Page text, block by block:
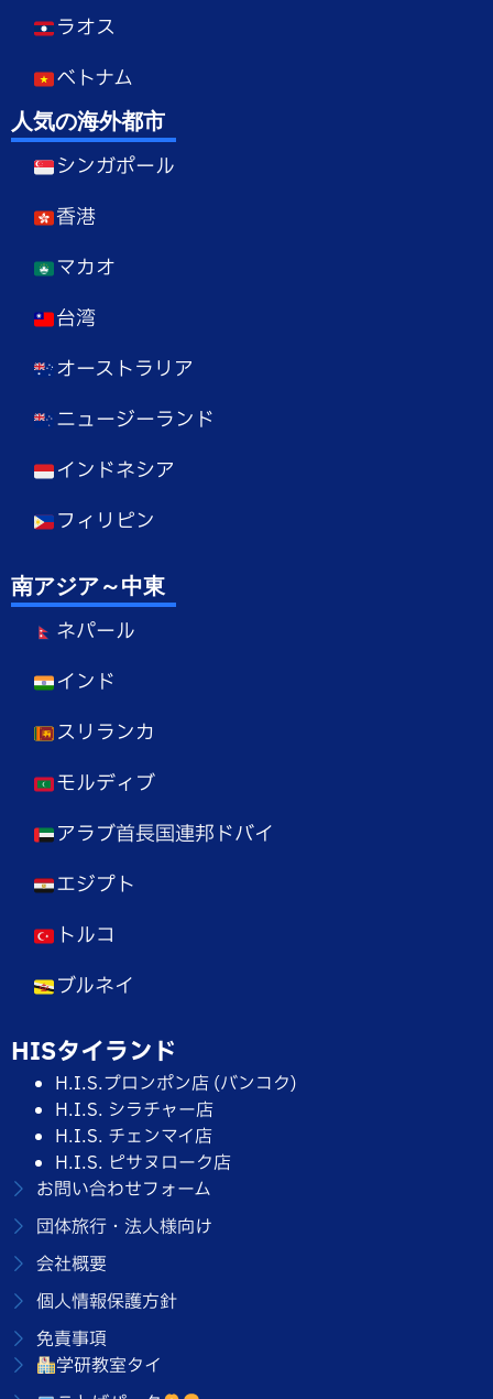
ラオス
ベトナム
人気の海外都市
シンガポール
香港
マカオ
台湾
オーストラリア
ニュージーランド
インドネシア
フィリピン
南アジア～中東
ネパール
インド
スリランカ
モルディブ
アラブ首長国連邦ドバイ
エジプト
トルコ
ブルネイ
HISタイランド
H.I.S.プロンポン店 (バンコク)
H.I.S. シラチャー店
H.I.S. チェンマイ店
H.I.S. ピサヌローク店
お問い合わせフォーム
団体旅行・法人様向け
会社概要
個人情報保護方針
免責事項
学研教室タイ